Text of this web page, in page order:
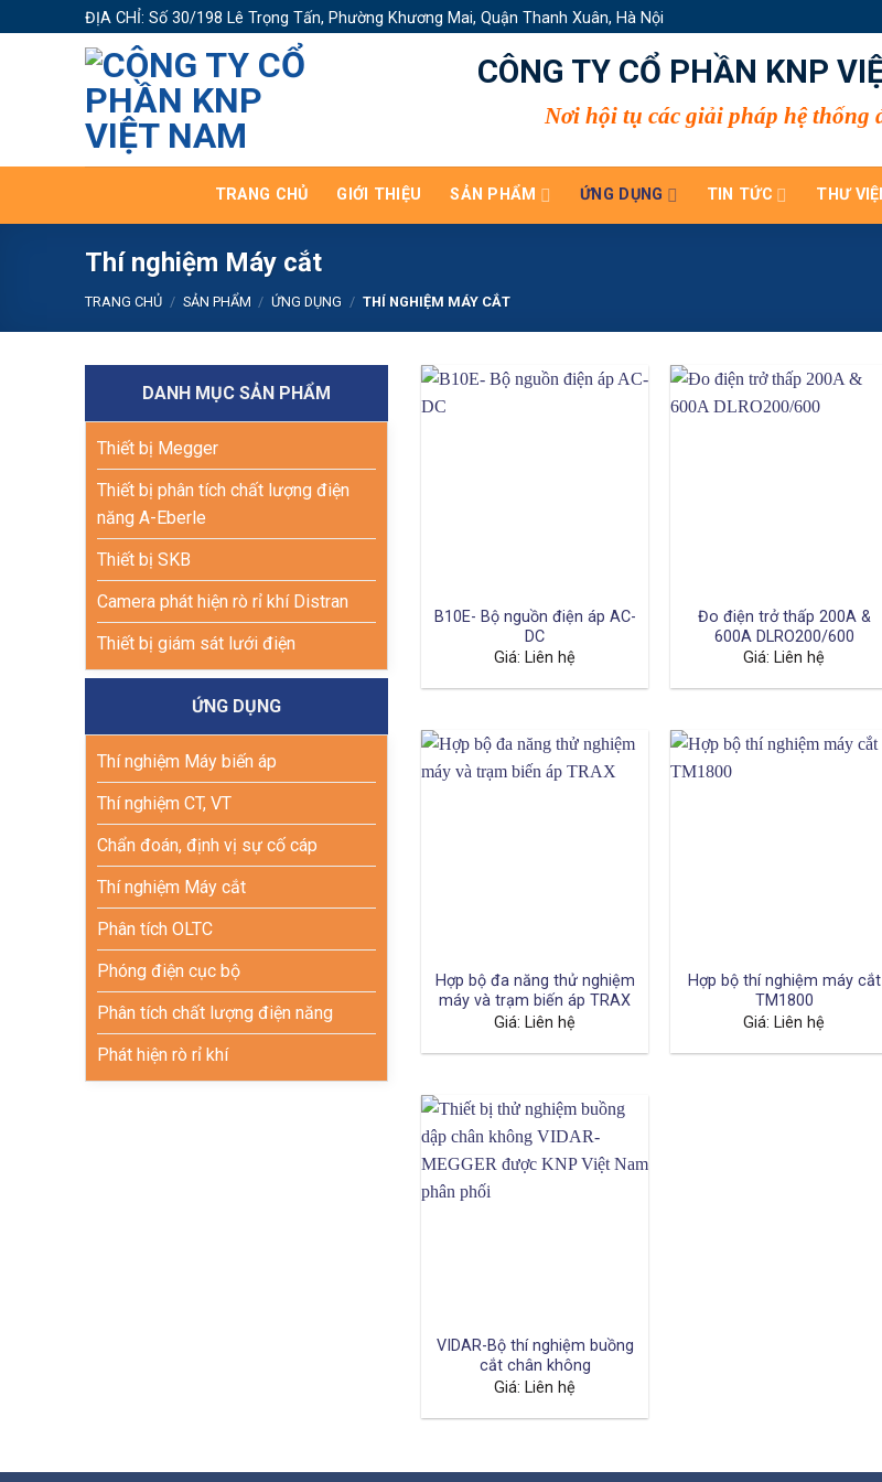
to
ĐỊA CHỈ: Số 30/198 Lê Trọng Tấn, Phường Khương Mai, Quận Thanh Xuân, Hà Nội
CÔNG TY CỔ PHẦN KNP
Nơi hội tụ các giải pháp hệ thống
TRANG CHỦ GIỚI THIỆU SẢN PHẨM ỨNG DỤNG TIN TỨC THƯ
Thí nghiệm Máy cắt
TRANG CHỦ / SẢN PHẨM / ỨNG DỤNG / THÍ NGHIỆM MÁY CẮT
DANH MỤC SẢN PHẨM
Thiết bị Megger
Thiết bị phân tích chất lượng điện
năng A-Eberle
Thiết bị SKB
Camera phát hiện rò rỉ khí Distran
Thiết bị giám sát lưới điện
ỨNG DỤNG
Thí nghiệm Máy biến áp
Thí nghiệm CT, VT
Chẩn đoán, định vị sự cố cáp
Thí nghiệm Máy cắt
Phân tích OLTC
Phóng điện cục bộ
Phân tích chất lượng điện năng
Phát hiện rò rỉ khí
B10E- Bộ nguồn điện áp AC-
DC
Giá: Liên hệ
Đo điện trở thấp 200A &
600A DLRO200/600
Giá: Liên hệ
Hợp bộ đa năng thử nghiệm
máy và trạm biến áp TRAX
Giá: Liên hệ
Hợp bộ thí nghiệm máy cắt
TM1800
Giá: Liên hệ
VIDAR-Bộ thí nghiệm buồng
cắt chân không
Giá: Liên hệ